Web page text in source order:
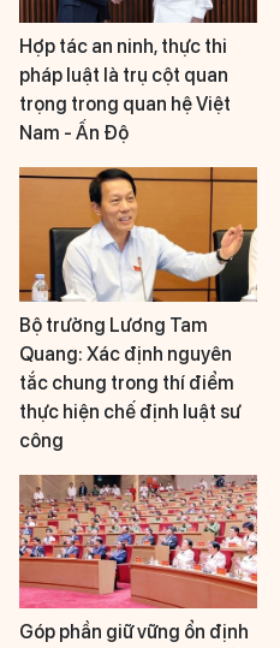
Hợp tác an ninh, thực thi
pháp luật là trụ cột quan
trọng trong quan hệ Việt
Nam - Ấn Độ
Bộ trưởng Lương Tam
Quang: Xác định nguyên
tắc chung trong thí điểm
thực hiện chế định luật sư
công
Góp phần giữ vững ổn định